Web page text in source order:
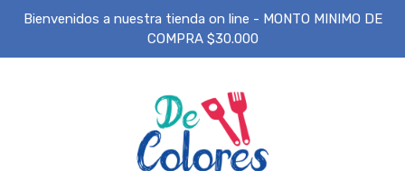
Bienvenidos a nuestra tienda on line - MONTO MINIMO DE
COMPRA $30.000